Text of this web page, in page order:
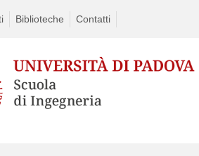
Biblioteche Contatti